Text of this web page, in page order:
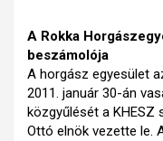
A Rokka
beszámolója
A horgász egyesület
2011. január 30-án
közgyűlését a KHESZ
Ottó elnök vezette le.